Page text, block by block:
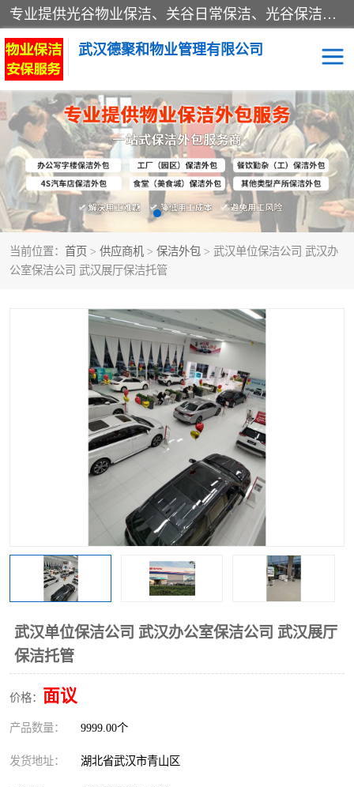
专业提供光谷物业保洁、关谷日常保洁、光谷保洁外包及武汉其他城区的单位日常保洁 武汉德聚和物业管理有限公司致力于打造中国专业物业保洁服务、日常保洁及其他保洁清洗外包服务。自公司成立以来提倡以先进的物业管理理念和模式经营，谋篇布局，以“至诚服务、精益求精、规范管理、锐意拓新”为质量方针，强化内部管理，为业主提供专业化、标准化和精细化的全方位物业服务，管理服务水平得到了广大业主和业内人士的一致好评。
武汉德聚和物业管理有限公司
当前位置： 首页 > 供应商机 > 保洁外包 > 武汉单位保洁公司 武汉办
公室保洁公司 武汉展厅保洁托管
武汉单位保洁公司 武汉办公室保洁公司 武汉展厅
保洁托管
价格： 面议
产品数量： 9999.00个
发货地址： 湖北省武汉市青山区
保洁外包